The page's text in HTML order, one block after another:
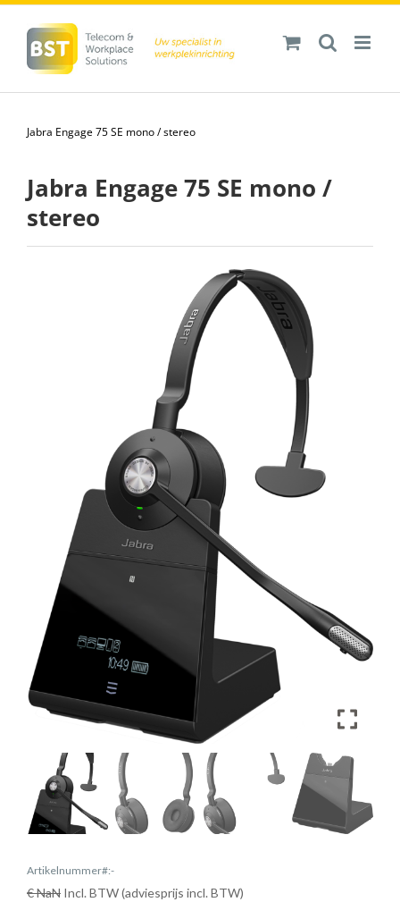
inhoud
Jabra Engage 75 SE mono / stereo
Jabra Engage 75 SE mono /
stereo
Artikelnummer#:-
€ NaN Incl. BTW (adviesprijs incl. BTW)